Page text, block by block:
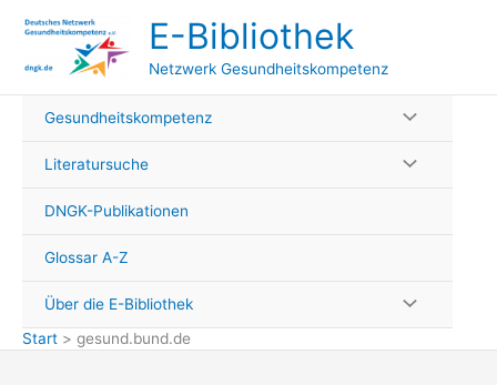
Inhalt
E-Bibliothek
Netzwerk Gesundheitskompetenz
Gesundheitskompetenz
Literatursuche
DNGK-Publikationen
Glossar A-Z
Über die E-Bibliothek
Start
gesund.bund.de